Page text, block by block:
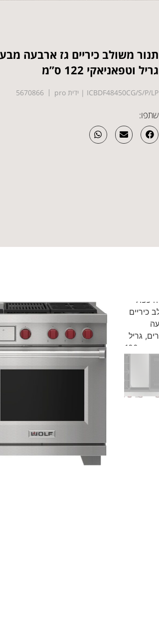
תנור משולב כיריים גז ארבעה
גריל וטפאניאקי 122 ס”מ
ICBDF48450CG/S/P/LP | ידית pro 5670866
שתפו: